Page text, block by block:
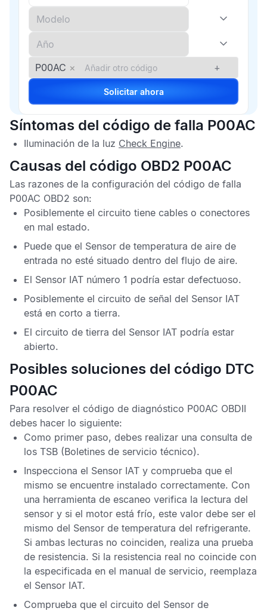
P00AC × +
Solicitar ahora
Síntomas del código de falla P00AC
Iluminación de la luz Check Engine.
Causas del código OBD2 P00AC
Las razones de la configuración del código de falla
P00AC OBD2 son:
Posiblemente el circuito tiene cables o conectores
en mal estado.
Puede que el Sensor de temperatura de aire de
entrada no esté situado dentro del flujo de aire.
El Sensor IAT número 1 podría estar defectuoso.
Posiblemente el circuito de señal del Sensor IAT
está en corto a tierra.
El circuito de tierra del Sensor IAT podría estar
abierto.
Posibles soluciones del código DTC
P00AC
Para resolver el código de diagnóstico P00AC OBDII
debes hacer lo siguiente:
Como primer paso, debes realizar una consulta de
los TSB (Boletines de servicio técnico).
Inspecciona el Sensor IAT y comprueba que el
mismo se encuentre instalado correctamente. Con
una herramienta de escaneo verifica la lectura del
sensor y si el motor está frío, este valor debe ser el
mismo del Sensor de temperatura del refrigerante.
Si ambas lecturas no coinciden, realiza una prueba
de resistencia. Si la resistencia real no coincide con
la especificada en el manual de servicio, reemplaza
el Sensor IAT.
Comprueba que el circuito del Sensor de